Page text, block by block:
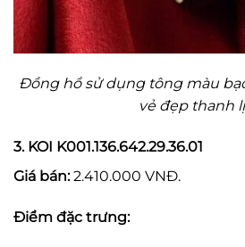
Đồng hồ sử dụng tông màu
vẻ đẹp thanh
3. KOI K001.136.642.29.36.01
Giá bán:2.410.000 VNĐ.
Điểm đặc trưng: